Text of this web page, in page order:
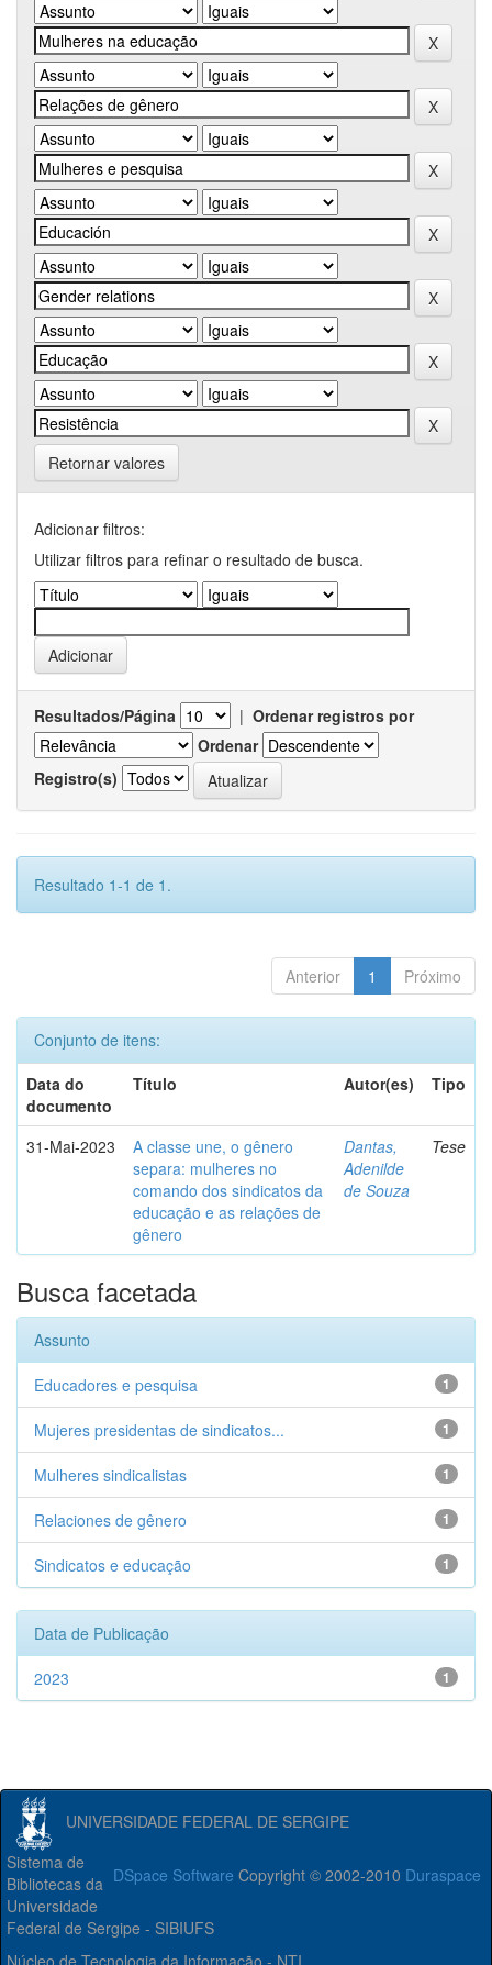
Retornar valores
Adicionar filtros:
Utilizar filtros para refinar o resultado de busca.
Resultados/Página | Ordenar registros por
Ordenar
Registro(s)
Resultado 1-1 de 1.
Anterior 1 Próximo
Conjunto de itens:
Data do
documento
Título Autor(es) Tipo
31-Mai-2023
A classe une, o gênero
separa: mulheres no
comando dos sindicatos da
educação e as relações de
gênero
Dantas,
Adenilde
de Souza
Tese
Busca facetada
Assunto
1
Educadores e pesquisa
1
Mujeres presidentas de sindicatos...
1
Mulheres sindicalistas
1
Relaciones de gênero
1
Sindicatos e educação
Data de Publicação
1
2023
UNIVERSIDADE FEDERAL DE SERGIPE
DSpace Software Copyright © 2002-2010 Duraspace
Sistema de
Bibliotecas da
Universidade
Federal de Sergipe - SIBIUFS
Núcleo de Tecnologia da Informação - NTI